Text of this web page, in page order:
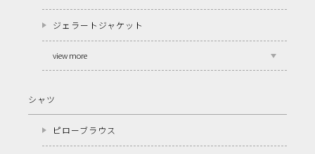
ジェラートジャケット
view more
シャツ
ピローブラウス